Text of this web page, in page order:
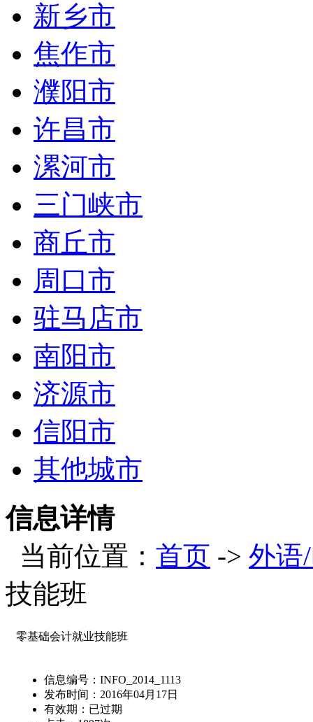
新乡市
焦作市
濮阳市
许昌市
漯河市
三门峡市
商丘市
周口市
驻马店市
南阳市
济源市
信阳市
其他城市
信息详情
当前位置： 首页 -> 外语
技能班
零基础会计就业技能班
信息编号： INFO_2014_1113
发布时间： 2016年04月17日
有效期： 已过期